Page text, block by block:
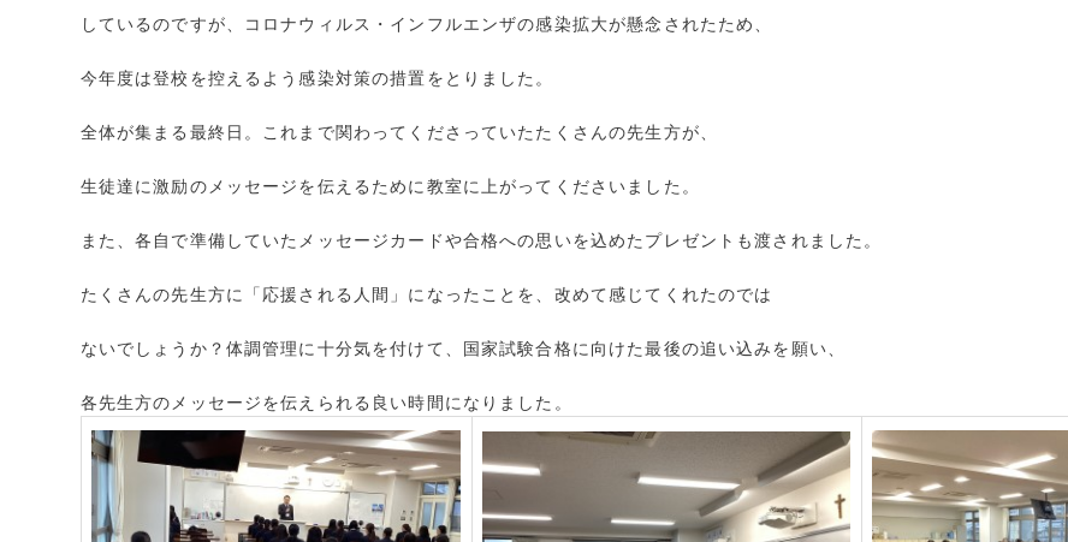
しているのですが、コロナウィルス・インフルエンザの感染拡大が懸念されたため、
今年度は登校を控えるよう感染対策の措置をとりました。
全体が集まる最終日。これまで関わってくださっていたたくさんの先生方が、
生徒達に激励のメッセージを伝えるために教室に上がってくださいました。
また、各自で準備していたメッセージカードや合格への思いを込めたプレゼントも渡されました。
たくさんの先生方に「応援される人間」になったことを、改めて感じてくれたのでは
ないでしょうか？体調管理に十分気を付けて、国家試験合格に向けた最後の追い込みを願い、
各先生方のメッセージを伝えられる良い時間になりました。